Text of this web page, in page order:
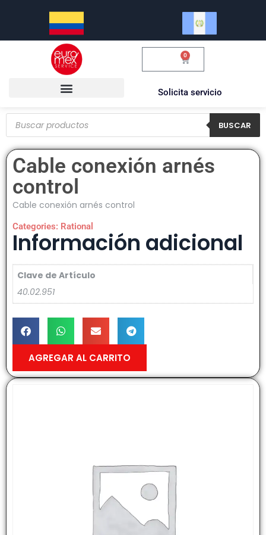
0
Solicita servicio
BUSCAR
Cable conexión arnés
control
Cable conexión arnés control
Categories: Rational
Información adicional
Clave de Artículo
40.02.951
AGREGAR AL CARRITO